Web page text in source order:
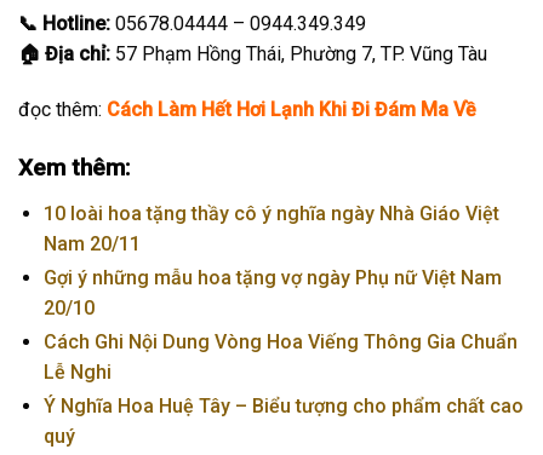
📞 Hotline: 05678.04444 – 0944.349.349
🏠 Địa chỉ: 57 Phạm Hồng Thái, Phường 7, TP. Vũng Tàu
đọc thêm: Cách Làm Hết Hơi Lạnh Khi Đi Đám Ma Về
Xem thêm:
10 loài hoa tặng thầy cô ý nghĩa ngày Nhà Giáo Việt
Nam 20/11
Gợi ý những mẫu hoa tặng vợ ngày Phụ nữ Việt Nam
20/10
Cách Ghi Nội Dung Vòng Hoa Viếng Thông Gia Chuẩn
Lễ Nghi
Ý Nghĩa Hoa Huệ Tây – Biểu tượng cho phẩm chất cao
quý